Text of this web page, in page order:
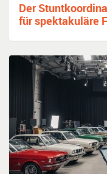
Der
für spektakuläre